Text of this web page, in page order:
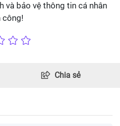
và bảo vệ thông tin cá nhân
công!
Chia sẻ